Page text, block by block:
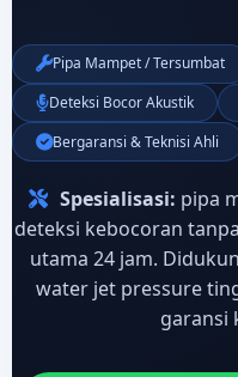
Pipa Mampet / Tersumbat
Deteksi Bocor Akustik
Bergaransi & Teknisi Ahli
Spesialisasi: pipa
deteksi kebocoran
utama 24 jam.
water jet pressure
garansi